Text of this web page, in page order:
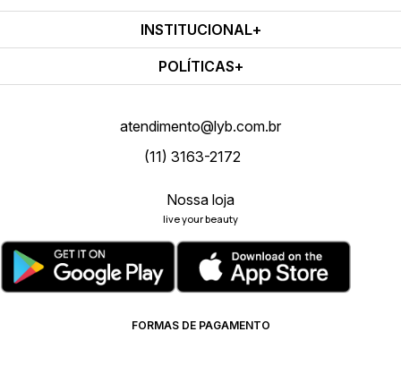
INSTITUCIONAL
POLÍTICAS
atendimento@lyb.com.br
(11) 3163-2172
Nossa loja
live your beauty
FORMAS DE PAGAMENTO